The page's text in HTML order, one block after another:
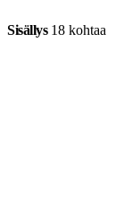
Sisällys 18 kohtaa